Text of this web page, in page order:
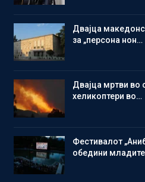
Двајца
за „персона нон…
Двајца мртви во
хеликоптери во…
Фестивалот
обедини